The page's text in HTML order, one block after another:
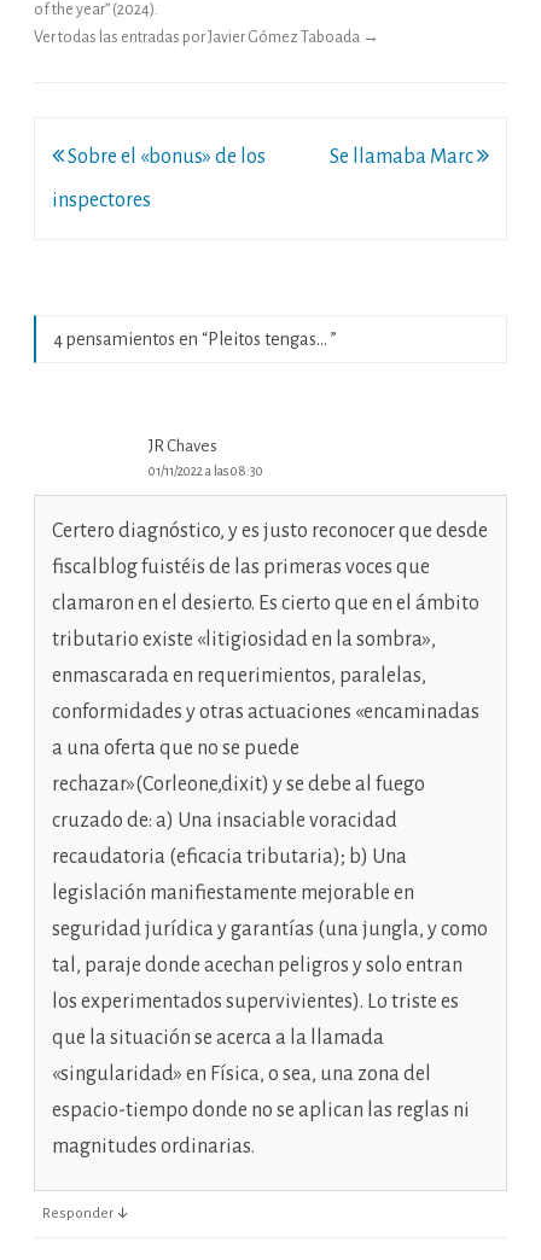
of the year” (2024).
Ver todas las entradas por Javier Gómez Taboada →
Navegación
de
Sobre el «bonus» de los
inspectores
Se llamaba Marc
4 pensamientos en “Pleitos tengas… ”
JR Chaves
01/11/2022 a las 08:30
Certero diagnóstico, y es justo reconocer que desde
fiscalblog fuistéis de las primeras voces que
clamaron en el desierto. Es cierto que en el ámbito
tributario existe «litigiosidad en la sombra»,
enmascarada en requerimientos, paralelas,
conformidades y otras actuaciones «encaminadas
a una oferta que no se puede
rechazar»(Corleone,dixit) y se debe al fuego
cruzado de: a) Una insaciable voracidad
recaudatoria (eficacia tributaria); b) Una
legislación manifiestamente mejorable en
seguridad jurídica y garantías (una jungla, y como
tal, paraje donde acechan peligros y solo entran
los experimentados supervivientes). Lo triste es
que la situación se acerca a la llamada
«singularidad» en Física, o sea, una zona del
espacio-tiempo donde no se aplican las reglas ni
magnitudes ordinarias.
Responder ↓